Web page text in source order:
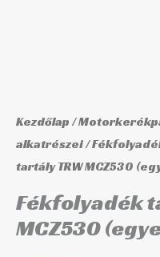
Kezdőlap/
alkatrészei/
tartály TRW MCZ530
Fékfolyadék
MCZ530